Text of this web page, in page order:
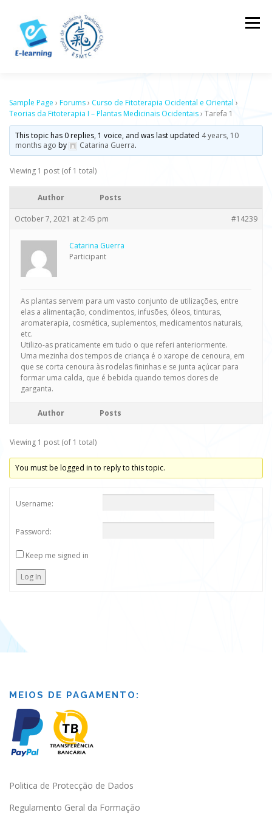
content
Menu
Sample Page › Forums› Curso de Fitoterapia Ocidental e Oriental ›
Teorias da Fitoterapia I – Plantas Medicinais Ocidentais› Tarefa 1
This topic has 0 replies, 1 voice, and was last updated 4 years, 10
months ago by Catarina Guerra.
Viewing 1 post (of 1 total)
Author Posts
October 7, 2021 at 2:45 pm #14239
Catarina Guerra
Participant
As plantas servem para um vasto conjunto de utilizações, entre
elas a alimentação, condimentos, infusões, óleos, tinturas,
aromaterapia, cosmética, suplementos, medicamentos naturais,
etc.
Utilizo-as praticamente em tudo o que referi anteriormente.
Uma mezinha dos tempos de criança é o xarope de cenoura, em
que se corta cenoura às rodelas fininhas e se junta açúcar para
formar uma calda, que é bebida quando temos dores de
garganta.
Author Posts
Viewing 1 post (of 1 total)
You must be logged in to reply to this topic.
Username:
Password:
Keep me signed in
Log In
MEIOS DE PAGAMENTO:
Politica de Protecção de Dados
Regulamento Geral da Formação